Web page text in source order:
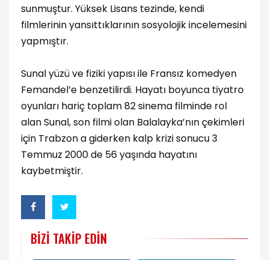
sunmuştur. Yüksek Lisans tezinde, kendi
filmlerinin yansıttıklarının sosyolojik incelemesini
yapmıştır.
Sunal yüzü ve fiziki yapısı ile Fransız komedyen
Femandel’e benzetilirdi. Hayatı boyunca tiyatro
oyunları hariç toplam 82 sinema filminde rol
alan Sunal, son filmi olan Balalayka’nın çekimleri
için Trabzon a giderken kalp krizi sonucu 3
Temmuz 2000 de 56 yaşında hayatını
kaybetmiştir.
BIZI TAKIP EDIN